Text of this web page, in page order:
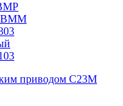
ВММ
приводом С23М